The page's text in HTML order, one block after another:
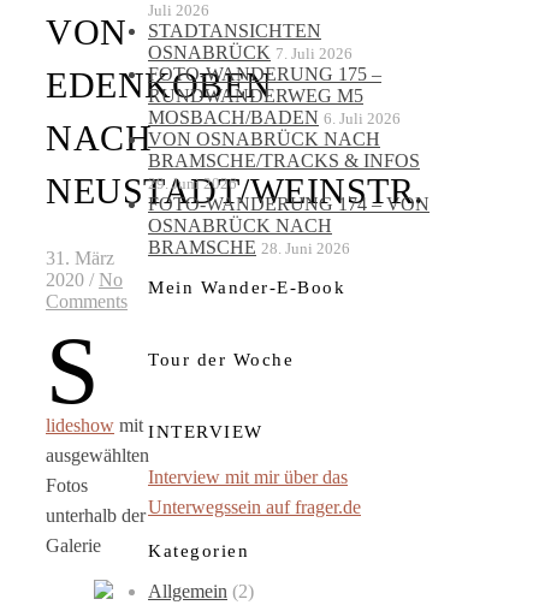
VON
EDENKOBEN
NACH
NEUSTADT/WEINSTR.
31. März
2020 / No
Comments
S
lideshow mit
ausgewählten
Fotos
unterhalb der
Galerie
Juli 2026
STADTANSICHTEN
OSNABRÜCK 7. Juli 2026
FOTO-WANDERUNG 175 –
RUNDWANDERWEG M5
MOSBACH/BADEN 6. Juli 2026
VON OSNABRÜCK NACH
BRAMSCHE/TRACKS & INFOS
29. Juni 2026
FOTO-WANDERUNG 174 – VON
OSNABRÜCK NACH
BRAMSCHE 28. Juni 2026
Mein Wander-E-Book
Tour der Woche
INTERVIEW
Interview mit mir über das
Unterwegssein auf frager.de
Kategorien
Allgemein (2)